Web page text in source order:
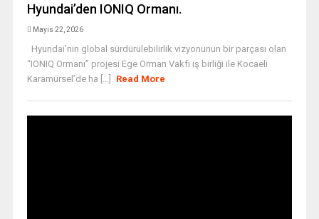
Hyundai’den IONIQ Ormanı.
Mayıs 22, 2026
Hyundai’nin global sürdürülebilirlik vizyonunun bir parçası olan
“IONIQ Ormanı” projesi Ege Orman Vakfı iş birliği ile Kocaeli
Karamürsel’de ha [...]
Read More